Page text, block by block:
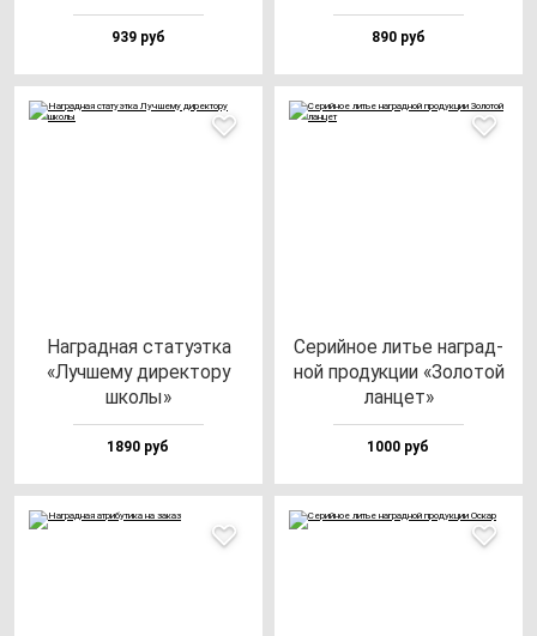
939 руб 890 руб
Наг­рад­ная ста­ту­эт­ка
«Луч­ше­му ди­рек­то­ру
шко­лы»
1890 руб
Серий­ное литье наг­рад­
ной про­дук­ции «Золо­той
лан­цет»
1000 руб